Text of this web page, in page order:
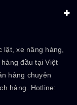
lật, xe nâng hàng,
đầu tại Việt
hàng chuyên
hàng. Hotline: